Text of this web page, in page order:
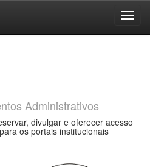
Administrativos
divulgar e oferecer acesso
os portais institucionais